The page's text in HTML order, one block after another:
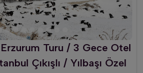
Erzurum Turu / 3 Gece Otel
Çıkışlı / Yılbaşı Özel